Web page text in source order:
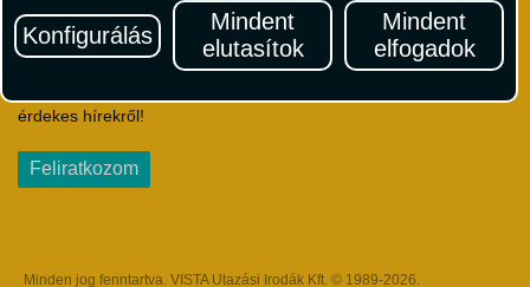
Konfigurálás
Mindent
elutasítok
Mindent
elfogadok
Hírlevél
Iratkozzon fel Magyarország egyik legszínesebb utazási
érdekes hírekről!
Feliratkozom
Minden jog fenntartva. VISTA Utazási Irodák Kft. © 1989-2026.